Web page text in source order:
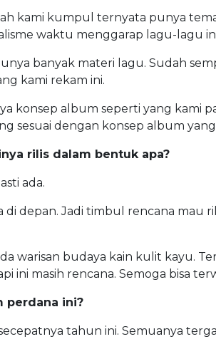
kami kumpul ternyata punya
waktu menggarap lagu-lagu
banyak materi lagu. Sudah
kami rekam ini.
konsep album seperti yang kami
sesuai dengan konsep album
rilis dalam bentuk apa?
ada.
di depan. Jadi timbul rencana mau
warisan budaya kain kulit kayu.
ini masih rencana. Semoga bisa
perdana ini?
tahun ini. Semuanya